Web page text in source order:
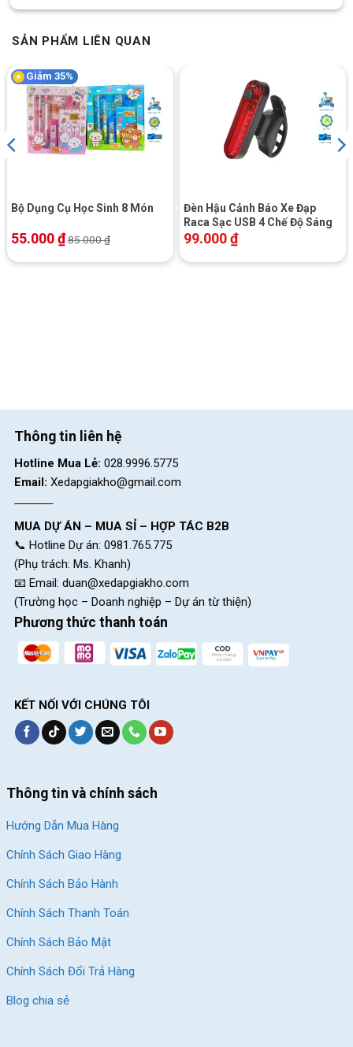
SẢN PHẨM LIÊN QUAN
Giảm 35%
Bộ Dụng Cụ Học Sinh 8 Món
55.000₫85.000₫
Đèn Hậu Cảnh Báo Xe Đạp
Raca Sạc USB 4 Chế Độ Sáng
99.000₫
Thông tin liên hệ
Hotline Mua Lẻ: 028.9996.5775
Email: Xedapgiakho@gmail.com
MUA DỰ ÁN – MUA SỈ – HỢP TÁC B2B
📞 Hotline Dự án: 0981.765.775
(Phụ trách: Ms. Khanh)
📧 Email: duan@xedapgiakho.com
(Trường học – Doanh nghiệp – Dự án từ thiện)
Phương thức thanh toán
KẾT NỐI VỚI CHÚNG TÔI
Thông tin và chính sách
Hướng Dẫn Mua Hàng
Chính Sách Giao Hàng
Chính Sách Bảo Hành
Chính Sách Thanh Toán
Chính Sách Bảo Mật
Chính Sách Đổi Trả Hàng
Blog chia sẻ